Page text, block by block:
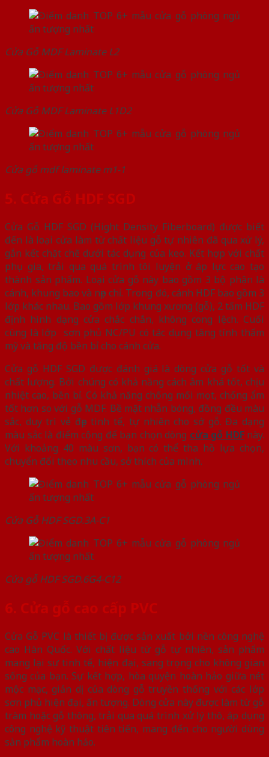
Cửa Gỗ MDF Laminate L2
Cửa Gỗ MDF Laminate L1D2
Cửa gỗ mdf laminate m1-1
5. Cửa Gỗ HDF SGD
Cửa Gỗ HDF SGD (Hight Density Fiberboard) được biết
đến là loại cửa làm từ chất liệu gỗ tự nhiên đã qua xử lý,
gắn kết chặt chẽ dưới tác dụng của keo. Kết hợp với chất
phụ gia, trải qua quá trình tôi luyện ở áp lực cao tạo
thành sản phẩm. Loại cửa gỗ này bao gồm 3 bộ phận là
cánh, khung bao và nẹp chỉ. Trong đó, cánh HDF bao gồm 3
lớp khác nhau. Bao gồm lớp khung xương (gỗ), 2 tấm HDF
định hình dạng cửa chắc chắn, không cong lệch. Cuối
cùng là lớp sơn phủ NC/PU có tác dụng tăng tính thẩm
mỹ và tăng độ bền bỉ cho cánh cửa.
Cửa gỗ HDF SGD được đánh giá là dòng cửa gỗ tốt và
chất lượng. Bởi chúng có khả năng cách âm khá tốt, chịu
nhiệt cao, bền bỉ. Có khả năng chống mối mọt, chống ẩm
tốt hơn so với gỗ MDF. Bề mặt nhẵn bóng, đồng đều màu
sắc, duy trì vẻ đẹp tinh tế, tự nhiên cho sớ gỗ. Đa dạng
màu sắc là điểm cộng để bạn chọn dòng cửa gỗ HDFnày.
Với khoảng 40 màu sơn, bạn có thể tha hồ lựa chọn,
chuyển đổi theo nhu cầu, sở thích của mình.
Cửa Gỗ HDF SGD.3A-C1
Cửa gỗ HDF SGD.6G4-C12
6. Cửa gỗ cao cấp PVC
Cửa Gỗ PVC là thiết bị được sản xuất bởi nền công nghệ
cao Hàn Quốc. Với chất liệu từ gỗ tự nhiên, sản phẩm
mang lại sự tinh tế, hiện đại, sang trọng cho không gian
sống của bạn. Sự kết hợp, hòa quyện hoàn hảo giữa nét
mộc mạc, giản dị của dòng gỗ truyền thống với các lớp
sơn phủ hiện đại, ấn tượng. Dòng cửa này được làm từ gỗ
tràm hoặc gỗ thông, trải qua quá trình xử lý thô, áp dụng
công nghệ kỹ thuật tiên tiến, mang đến cho người dùng
sản phẩm hoàn hảo.